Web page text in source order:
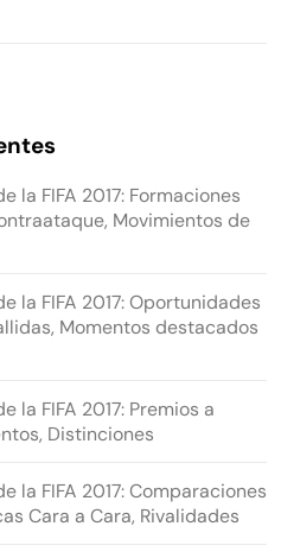
la FIFA 2017: Formaciones
Movimientos de
la FIFA 2017: Oportunidades
Momentos destacados
la FIFA 2017: Premios a
Distinciones
la FIFA 2017: Comparaciones
Cara a Cara, Rivalidades